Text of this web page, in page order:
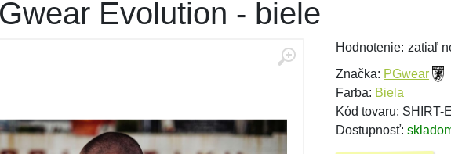
Evolution - biele
Hodnotenie: zatiaľ
Značka: PGwear
Farba: Biela
Kód tovaru: SHIRT-
Dostupnosť: